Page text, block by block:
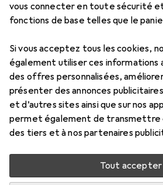
vous connecter en toute sécurité
fonctions de base telles que le
Si vous acceptez tous les cookies,
également utiliser ces informations
des offres personnalisées,
présenter des annonces
et d’autres sites ainsi que sur nos
permet également de transmettre
des tiers et à nos partenaires
Tout accepter
Câble USB 2.0
transparent, 0,2m Type
High/Full/Lowpeed
0.20 m, USB 2.0, 2.50 W
Prix en EUR TVA incl.
EUR
3,75 économisez EUR
2,06
Évaluations